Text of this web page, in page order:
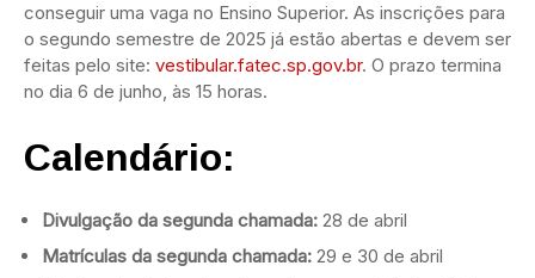
conseguir uma vaga no Ensino Superior. As inscrições para
o segundo semestre de 2025 já estão abertas e devem ser
feitas pelo site: vestibular.fatec.sp.gov.br. O prazo termina
no dia 6 de junho, às 15 horas.
Calendário:
Divulgação da segunda chamada: 28 de abril
Matrículas da segunda chamada: 29 e 30 de abril